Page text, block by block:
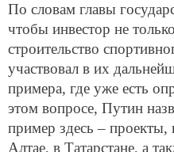
По словам главы
чтобы инвестор не
строительство
участвовал в их
примера, где уже есть
этом вопросе, Путин
пример здесь – проекты,
Алтае, в Татарстане, а